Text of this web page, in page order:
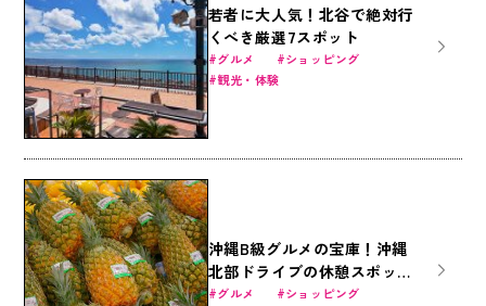
若者に大人気！北谷で絶対行
くべき厳選7スポット
グルメ
ショッピング
観光・体験
沖縄B級グルメの宝庫！沖縄
北部ドライブの休憩スポット
「道の駅許田」の魅力に迫る
グルメ ショッピング